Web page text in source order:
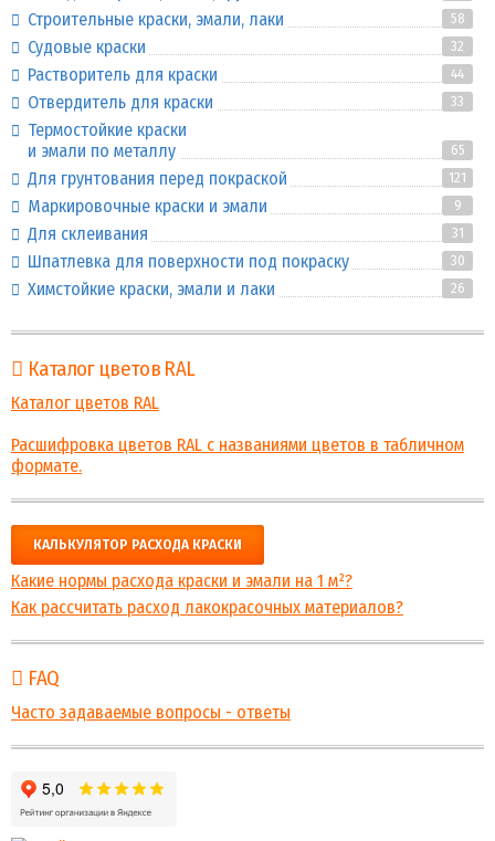
Строительные краски, эмали, лаки 58
Судовые краски 32
Растворитель для краски 44
Отвердитель для краски 33
Термостойкие краски
и эмали по металлу
65
Для грунтования перед покраской 121
Маркировочные краски и эмали 9
Для склеивания 31
Шпатлевка для поверхности под покраску 30
Химстойкие краски, эмали и лаки 26
Каталог цветов RAL
Каталог цветов RAL
Расшифровка цветов RAL с названиями цветов в табличном
формате.
КАЛЬКУЛЯТОР РАСХОДА КРАСКИ
Какие нормы расхода краски и эмали на 1 м²?
Как рассчитать расход лакокрасочных материалов?
FAQ
Часто задаваемые вопросы - ответы